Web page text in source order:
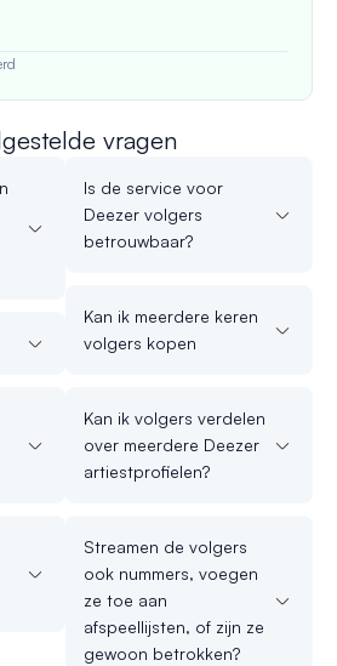
vragen
Is de service voor
Deezer volgers
betrouwbaar?
Kan ik meerdere keren
volgers kopen
Kan ik volgers verdelen
over meerdere Deezer
artiestprofielen?
Streamen de volgers
ook nummers, voegen
ze toe aan
afspeellijsten, of zijn ze
gewoon betrokken?